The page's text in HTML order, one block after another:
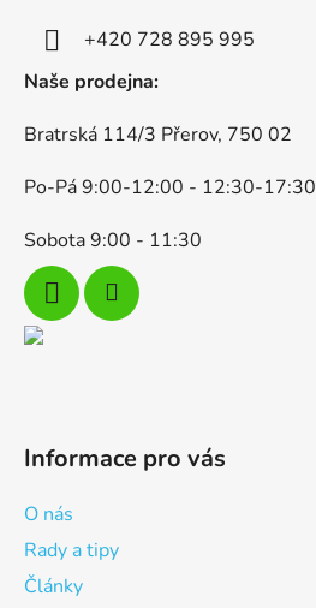
+420 728 895 995
Naše prodejna:
Bratrská 114/3 Přerov, 750 02
Po-Pá 9:00-12:00 - 12:30-17:30
Sobota 9:00 - 11:30
Informace pro vás
O nás
Rady a tipy
Články